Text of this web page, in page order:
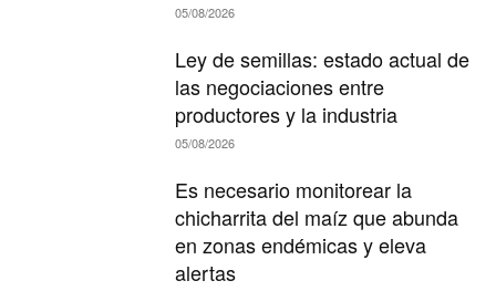
05/08/2026
Ley de semillas: estado actual de
las negociaciones entre
productores y la industria
05/08/2026
Es necesario monitorear la
chicharrita del maíz que abunda
en zonas endémicas y eleva
alertas